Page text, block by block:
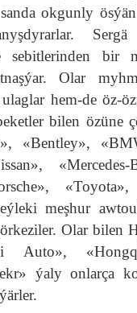
okgunly
sebitlerinden bir
Olar
hem-de öz-
bilen özüne
«Bentley»,
«Toyota»,
meşhur
Olar bilen
Auto»,
ýaly onlarça